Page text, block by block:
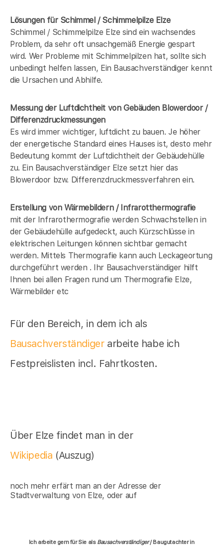
Lösungen für Schimmel / Schimmelpilze Elze
Schimmel / Schimmelpilze Elze sind ein wachsendes
Problem, da sehr oft unsachgemäß Energie gespart
wird. Wer Probleme mit Schimmelpilzen hat, sollte sich
unbedingt helfen lassen, Ein Bausachverständiger kennt
die Ursachen und Abhilfe.
Messung der Luftdichtheit von Gebäuden Blowerdoor /
Differenzdruckmessungen
Es wird immer wichtiger, luftdicht zu bauen. Je höher
der energetische Standard eines Hauses ist, desto mehr
Bedeutung kommt der Luftdichtheit der Gebäudehülle
zu. Ein Bausachverständiger Elze setzt hier das
Blowerdoor bzw. Differenzdruckmessverfahren ein.
Erstellung von Wärmebildern / Infrarotthermografie
mit der Infrarothermografie werden Schwachstellen in
der Gebäudehülle aufgedeckt, auch Kürzschlüsse in
elektrischen Leitungen können sichtbar gemacht
werden. Mittels Thermografie kann auch Leckageortung
durchgeführt werden . Ihr Bausachverständiger hilft
Ihnen bei allen Fragen rund um Thermografie Elze,
Wärmebilder etc
Für den Bereich, in dem ich als
Bausachverständigerarbeite habe ich
Festpreislisten incl. Fahrtkosten.
Über Elze findet man in der
Wikipedia (Auszug)
noch mehr erfärt man an der Adresse der
Stadtverwaltung von Elze, oder auf
Ich arbeite gern für Sie als Bausachverständiger/ Baugutachter in